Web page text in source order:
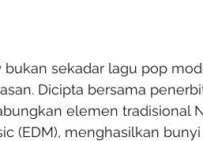
bukan sekadar lagu pop
Dicipta bersama
elemen tradisional
(EDM), menghasilkan